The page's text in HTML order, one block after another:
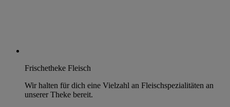
Frischetheke Fleisch
Wir halten für dich eine Vielzahl an Fleischspezialitäten an
unserer Theke bereit.